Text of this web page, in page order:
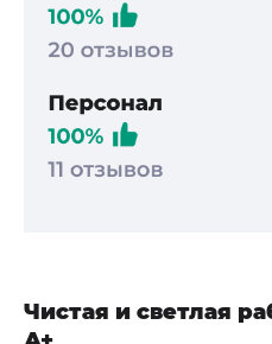
Чистая и светлая